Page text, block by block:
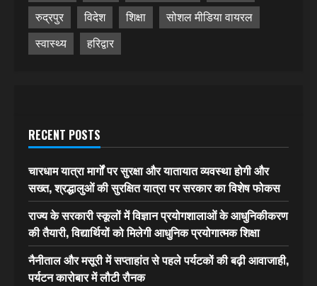
रुद्रपुर
विदेश शिक्षा
सोशल मीडिया वायरल
स्वास्थ्य
हरिद्वार
RECENT POSTS
चारधाम यात्रा मार्गों पर सुरक्षा और यातायात व्यवस्था होगी और
सख्त, श्रद्धालुओं की सुरक्षित यात्रा पर सरकार का विशेष फोकस
राज्य के सरकारी स्कूलों में विज्ञान प्रयोगशालाओं के आधुनिकीकरण
की तैयारी, विद्यार्थियों को मिलेगी आधुनिक प्रयोगात्मक शिक्षा
नैनीताल और मसूरी में सप्ताहांत से पहले पर्यटकों की बढ़ी आवाजाही,
पर्यटन कारोबार में लौटी रौनक